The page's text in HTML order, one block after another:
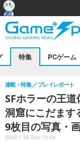
特集 PCゲーム
SFホラーの王
洞窟にこだます
9枚目の写真・
連載・特集 プレイレポート
2022.1.30 Sun 13:00